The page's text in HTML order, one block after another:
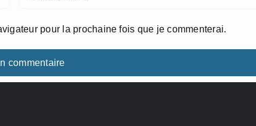
pour la prochaine fois que je commenterai.